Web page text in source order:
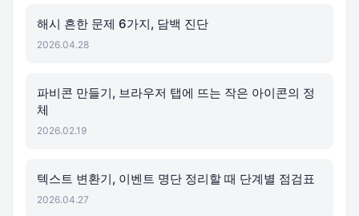
해시 흔한 문제 6가지, 담백 진단
2026.04.28
파비콘 만들기, 브라우저 탭에 뜨는 작은 아이콘의 정
체
2026.02.19
텍스트 변환기, 이벤트 명단 정리할 때 단계별 점검표
2026.04.27